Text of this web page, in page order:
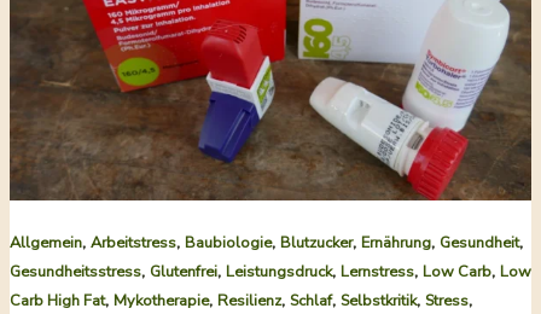
Allgemein, Arbeitstress, Baubiologie, Blutzucker, Ernährung, Gesundheit,
Gesundheitsstress, Glutenfrei, Leistungsdruck, Lernstress, Low Carb, Low
Carb High Fat, Mykotherapie, Resilienz, Schlaf, Selbstkritik, Stress,